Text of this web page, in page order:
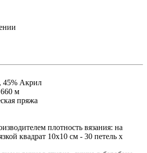
45% Aкрил
м
пряжа
плотность вязания: на
квадрат 10х10 см - 30 петель х